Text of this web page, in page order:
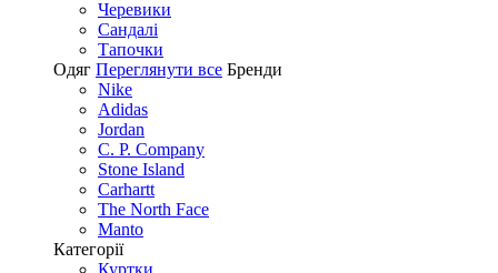
Черевики
Сандалі
Tапочки
Одяг Переглянути все Бренди
Nike
Adidas
Jordan
C. P. Company
Stone Island
Carhartt
The North Face
Manto
Категорії
Куртки